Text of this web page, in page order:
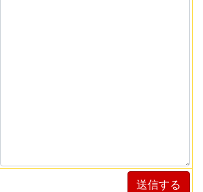
送信する